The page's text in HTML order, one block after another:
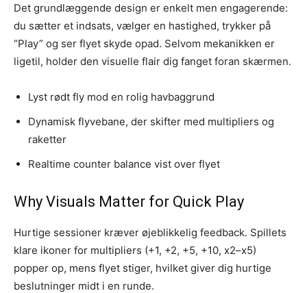
Det grundlæggende design er enkelt men engagerende:
du sætter et indsats, vælger en hastighed, trykker på
“Play” og ser flyet skyde opad. Selvom mekanikken er
ligetil, holder den visuelle flair dig fanget foran skærmen.
Lyst rødt fly mod en rolig havbaggrund
Dynamisk flyvebane, der skifter med multipliers og
raketter
Realtime counter balance vist over flyet
Why Visuals Matter for Quick Play
Hurtige sessioner kræver øjeblikkelig feedback. Spillets
klare ikoner for multipliers (+1, +2, +5, +10, x2–x5)
popper op, mens flyet stiger, hvilket giver dig hurtige
beslutninger midt i en runde.